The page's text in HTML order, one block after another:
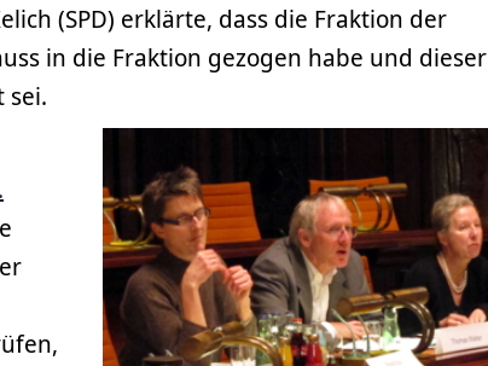
(SPD) erklärte, dass die Fraktion der
in die Fraktion gezogen habe und dieser
sei.